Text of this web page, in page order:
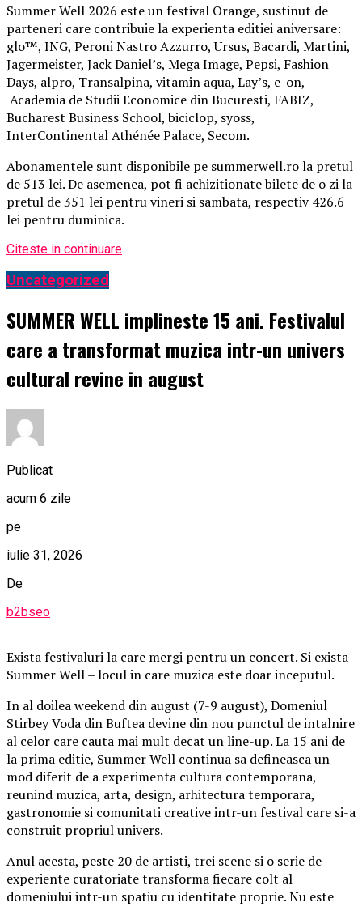
Summer Well 2026 este un festival Orange, sustinut de
parteneri care contribuie la experienta editiei aniversare:
glo™, ING, Peroni Nastro Azzurro, Ursus, Bacardi, Martini,
Jagermeister, Jack Daniel’s, Mega Image, Pepsi, Fashion
Days, alpro, Transalpina, vitamin aqua, Lay’s, e-on,
Academia de Studii Economice din Bucuresti, FABIZ,
Bucharest Business School, biciclop, syoss,
InterContinental Athénée Palace, Secom.
Abonamentele sunt disponibile pe summerwell.ro la pretul
de 513 lei. De asemenea, pot fi achizitionate bilete de o zi la
pretul de 351 lei pentru vineri si sambata, respectiv 426.6
lei pentru duminica.
Citeste in continuare
Uncategorized
SUMMER WELL implineste 15 ani. Festivalul
care a transformat muzica intr-un univers
cultural revine in august
Publicat
acum 6 zile
pe
iulie 31, 2026
De
b2bseo
Exista festivaluri la care mergi pentru un concert. Si exista
Summer Well – locul in care muzica este doar inceputul.
In al doilea weekend din august (7-9 august), Domeniul
Stirbey Voda din Buftea devine din nou punctul de intalnire
al celor care cauta mai mult decat un line-up. La 15 ani de
la prima editie, Summer Well continua sa defineasca un
mod diferit de a experimenta cultura contemporana,
reunind muzica, arta, design, arhitectura temporara,
gastronomie si comunitati creative intr-un festival care si-a
construit propriul univers.
Anul acesta, peste 20 de artisti, trei scene si o serie de
experiente curatoriate transforma fiecare colt al
domeniului intr-un spatiu cu identitate proprie. Nu este